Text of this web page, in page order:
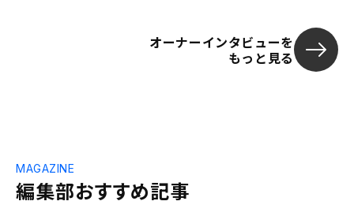
オーナーインタビューを
もっと見る
編集部おすすめ記事
MAGAZINE